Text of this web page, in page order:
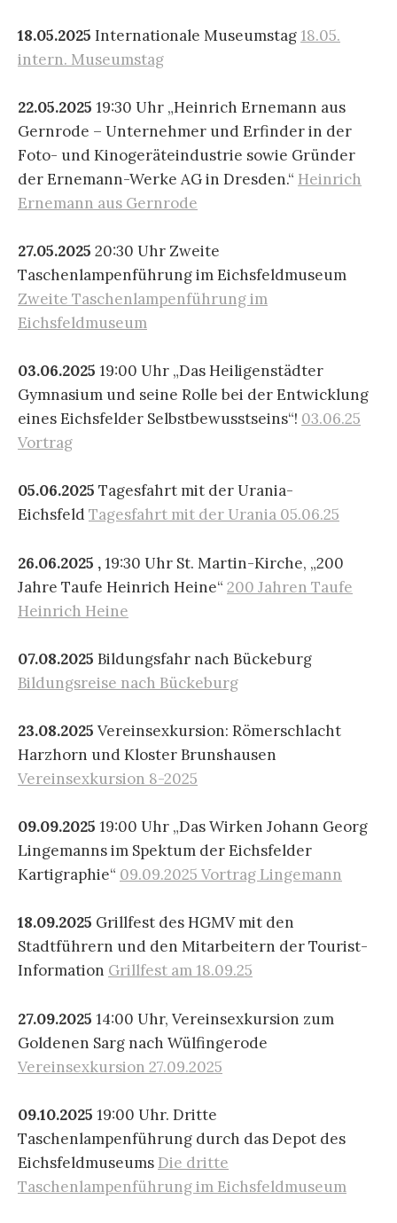
18.05.2025 Internationale Museumstag 18.05.
intern. Museumstag
22.05.2025 19:30 Uhr „Heinrich Ernemann aus
Gernrode – Unternehmer und Erfinder in der
Foto- und Kinogeräteindustrie sowie Gründer
der Ernemann-Werke AG in Dresden.“ Heinrich
Ernemann aus Gernrode
27.05.2025 20:30 Uhr Zweite
Taschenlampenführung im Eichsfeldmuseum
Zweite Taschenlampenführung im
Eichsfeldmuseum
03.06.2025 19:00 Uhr „Das Heiligenstädter
Gymnasium und seine Rolle bei der Entwicklung
eines Eichsfelder Selbstbewusstseins“! 03.06.25
Vortrag
05.06.2025 Tagesfahrt mit der Urania-
EichsfeldTagesfahrt mit der Urania 05.06.25
26.06.2025 ,19:30 Uhr St. Martin-Kirche, „200
Jahre Taufe Heinrich Heine“ 200 Jahren Taufe
Heinrich Heine
07.08.2025 Bildungsfahr nach Bückeburg
Bildungsreise nach Bückeburg
23.08.2025 Vereinsexkursion: Römerschlacht
Harzhorn und Kloster Brunshausen
Vereinsexkursion 8-2025
09.09.2025 19:00 Uhr „Das Wirken Johann Georg
Lingemanns im Spektum der Eichsfelder
Kartigraphie“ 09.09.2025 Vortrag Lingemann
18.09.2025 Grillfest des HGMV mit den
Stadtführern und den Mitarbeitern der Tourist-
Information Grillfest am 18.09.25
27.09.2025 14:00 Uhr, Vereinsexkursion zum
Goldenen Sarg nach Wülfingerode
Vereinsexkursion 27.09.2025
09.10.2025 19:00 Uhr. Dritte
Taschenlampenführung durch das Depot des
Eichsfeldmuseums Die dritte
Taschenlampenführung im Eichsfeldmuseum